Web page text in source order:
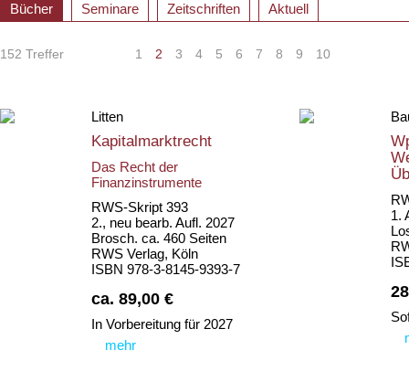
Bücher Seminare Zeitschriften Aktuell
152 Treffer 1 2 3 4 5 6 7 8 9 10
Litten
Kapitalmarktrecht
Das Recht der
Finanzinstrumente
RWS-Skript 393
2., neu bearb. Aufl. 2027
Brosch. ca. 460 Seiten
RWS Verlag, Köln
ISBN 978-3-8145-9393-7
ca. 89,00 €
In Vorbereitung für 2027
mehr
1.